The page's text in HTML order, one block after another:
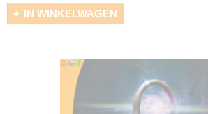
IN WINKELWAGEN